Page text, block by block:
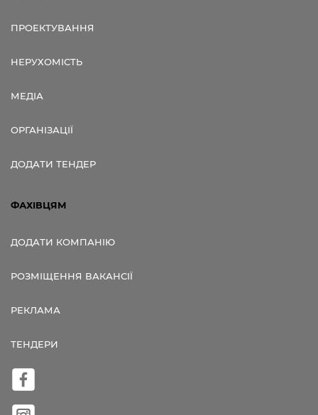
ПРОЕКТУВАННЯ
НЕРУХОМІСТЬ
МЕДІА
ОРГАНІЗАЦІЇ
ДОДАТИ ТЕНДЕР
ФАХІВЦЯМ
ДОДАТИ КОМПАНІЮ
РОЗМІЩЕННЯ ВАКАНСІЇ
РЕКЛАМА
ТЕНДЕРИ